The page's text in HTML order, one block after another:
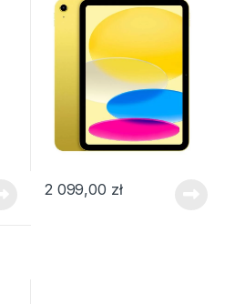
2 099,00 zł